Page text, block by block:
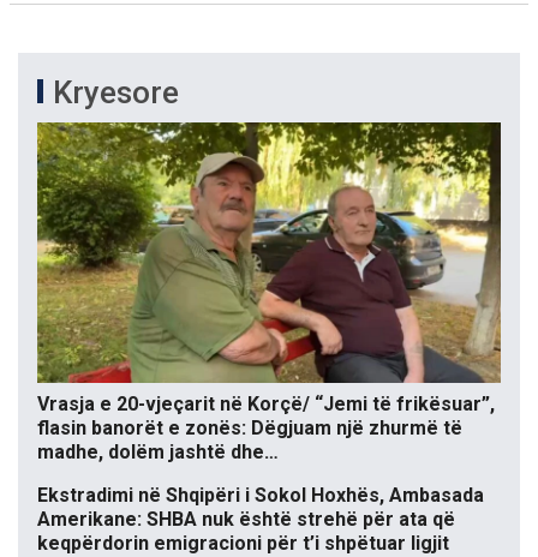
Kryesore
Vrasja e 20-vjeçarit në Korçë/ “Jemi të frikësuar”,
flasin banorët e zonës: Dëgjuam një zhurmë të
madhe, dolëm jashtë dhe…
Ekstradimi në Shqipëri i Sokol Hoxhës, Ambasada
Amerikane: SHBA nuk është strehë për ata që
keqpërdorin emigracioni për t’i shpëtuar ligjit